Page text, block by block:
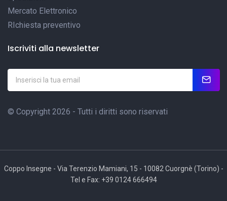
Mercato Elettronico
RIchiesta preventivo
Iscriviti alla newsletter
© Copyright 2026 - Tutti i diritti sono riservati
Coppo Insegne - Via Terenzio Mamiani, 15 - 10082 Cuorgnè (Torino) -
Tel e Fax: +39 0124 666494